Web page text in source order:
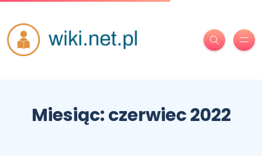
Miesiąc:czerwiec 2022